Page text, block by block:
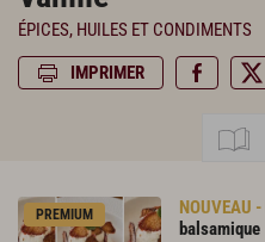
ÉPICES, HUILES ET CONDIMENTS
IMPRIMER
PREMIUM
balsamique